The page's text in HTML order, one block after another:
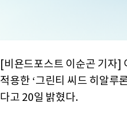
[비욘드포스트 이순곤 기자]
적용한 ‘그린티 씨드 히알루
다고 20일 밝혔다.